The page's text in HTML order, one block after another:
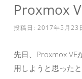
ッ
プ
Proxmox
投稿日: 2017年5月23
先日、Proxmox VE
用しようと思ったと